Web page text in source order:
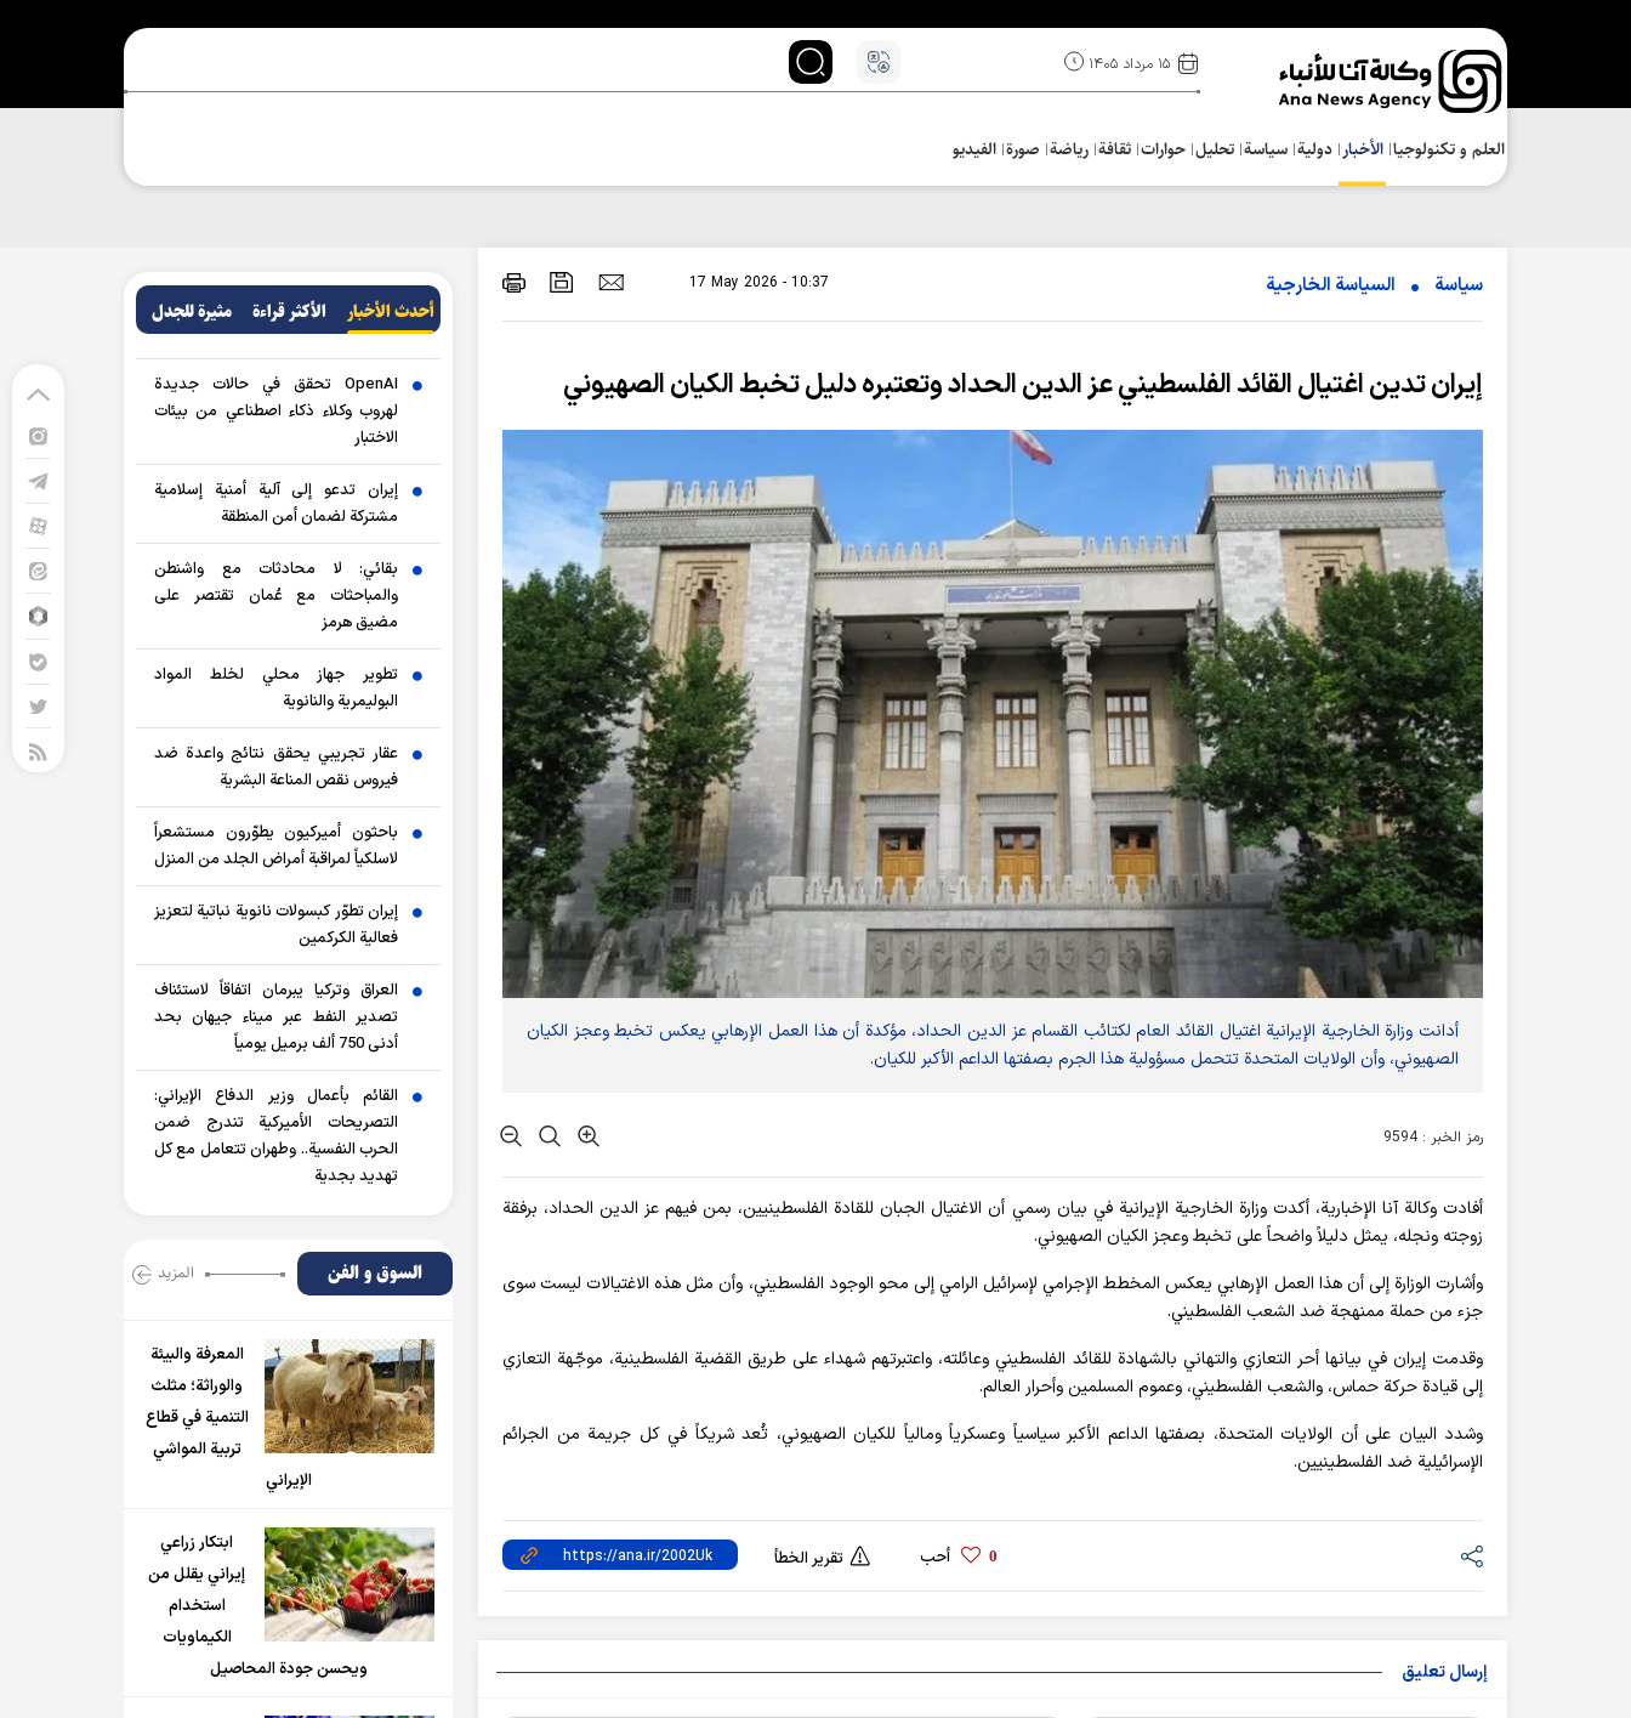
۱۵ مرداد ۱۴۰۵
العلم و تکنولوجیا الأخبار دولية سياسة تحلیل حوارات ثقافة رياضة صورة الفيديو
سياسة السیاسة الخارجیة 17 May 2026 - 10:37
إيران تدين اغتيال القائد الفلسطيني عز الدين الحداد وتعتبره دليل تخبط الكيان الصهيوني
أدانت وزارة الخارجية الإيرانية اغتيال القائد العام لكتائب القسام عز الدين الحداد، مؤكدة أن هذا العمل الإرهابي يعكس تخبط وعجز الكيان
الصهيوني، وأن الولايات المتحدة تتحمل مسؤولية هذا الجرم بصفتها الداعم الأكبر للكيان.
رمز الخبر : 9594
أفادت وکالة آنا الإخباریة، أكدت وزارة الخارجية الإيرانية في بيان رسمي أن الاغتيال الجبان للقادة الفلسطينيين، بمن فيهم عز الدين الحداد، برفقة
زوجته ونجله، يمثل دليلاً واضحاً على تخبط وعجز الكيان الصهيوني.
وأشارت الوزارة إلى أن هذا العمل الإرهابي يعكس المخطط الإجرامي لإسرائيل الرامي إلى محو الوجود الفلسطيني، وأن مثل هذه الاغتيالات ليست سوى
جزء من حملة ممنهجة ضد الشعب الفلسطيني.
وقدمت إيران في بيانها أحر التعازي والتهاني بالشهادة للقائد الفلسطيني وعائلته، واعتبرتهم شهداء على طريق القضية الفلسطينية، موجّهة التعازي
إلى قيادة حركة حماس، والشعب الفلسطيني، وعموم المسلمين وأحرار العالم.
وشدد البيان على أن الولايات المتحدة، بصفتها الداعم الأكبر سياسياً وعسكرياً ومالياً للكيان الصهيوني، تُعد شريكاً في كل جريمة من الجرائم
الإسرائيلية ضد الفلسطينيين.
0 أحب تقرير الخطأ
إرسال تعليق
أحدث الأخبار الأکثر قراءة مثيرة للجدل
OpenAI تحقق في حالات جديدة
لهروب وكلاء ذكاء اصطناعي من بيئات
الاختبار
إيران تدعو إلى آلية أمنية إسلامية
مشتركة لضمان أمن المنطقة
بقائي: لا محادثات مع واشنطن
والمباحثات مع عُمان تقتصر على
مضيق هرمز
تطوير جهاز محلي لخلط المواد
البوليمرية والنانوية
عقار تجريبي يحقق نتائج واعدة ضد
فيروس نقص المناعة البشرية
باحثون أميركيون يطوّرون مستشعراً
لاسلكياً لمراقبة أمراض الجلد من المنزل
إيران تطوّر كبسولات نانوية نباتية لتعزيز
فعالية الكركمين
العراق وتركيا يبرمان اتفاقاً لاستئناف
تصدير النفط عبر ميناء جيهان بحد
أدنى 750 ألف برميل يومياً
القائم بأعمال وزير الدفاع الإيراني:
التصريحات الأميركية تندرج ضمن
الحرب النفسية.. وطهران تتعامل مع كل
تهديد بجدية
السوق و الفن المزید
المعرفة والبيئة
والوراثة؛ مثلث
التنمية في قطاع
تربية المواشي
الإيراني
ابتكار زراعي
إيراني يقلل من
استخدام
الكيماويات
ويحسن جودة المحاصيل